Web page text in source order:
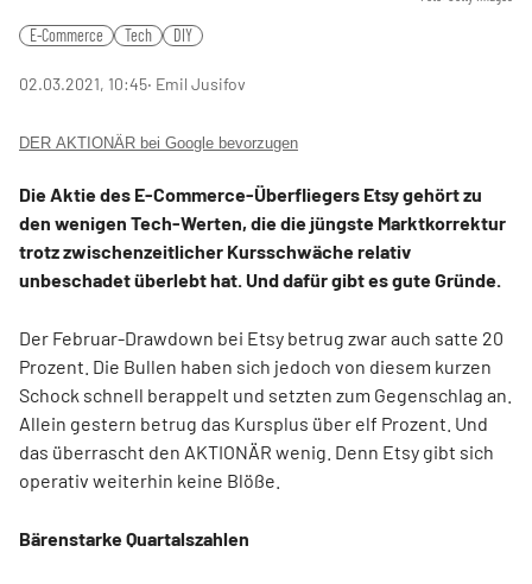
E-Commerce Tech DIY
02.03.2021, 10:45‧ Emil Jusifov
DER AKTIONÄR bei Google bevorzugen
Die Aktie des E-Commerce-Überfliegers Etsy gehört zu
den wenigen Tech-Werten, die die jüngste Marktkorrektur
trotz zwischenzeitlicher Kursschwäche relativ
unbeschadet überlebt hat. Und dafür gibt es gute Gründe.
Der Februar-Drawdown bei Etsy betrug zwar auch satte 20
Prozent. Die Bullen haben sich jedoch von diesem kurzen
Schock schnell berappelt und setzten zum Gegenschlag an.
Allein gestern betrug das Kursplus über elf Prozent. Und
das überrascht den AKTIONÄR wenig. Denn Etsy gibt sich
operativ weiterhin keine Blöße.
Bärenstarke Quartalszahlen